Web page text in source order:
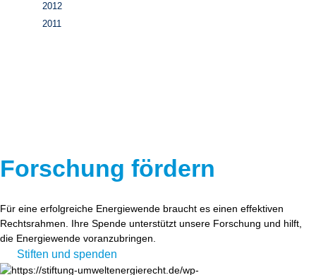
2012
2011
Forschung fördern
Für eine erfolgreiche Energiewende braucht es einen effektiven
Rechtsrahmen. Ihre Spende unterstützt unsere Forschung und hilft,
die Energiewende voranzubringen.
Stiften und spenden